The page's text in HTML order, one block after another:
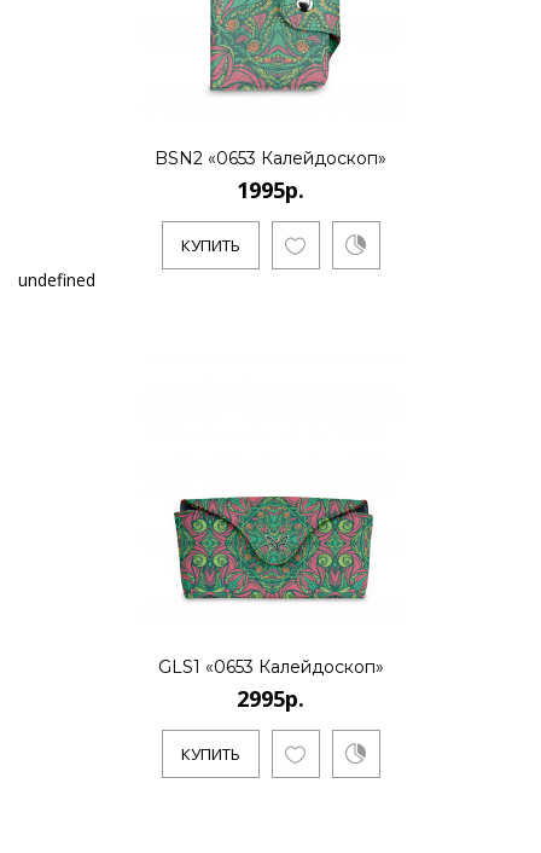
BSN2 «0653 Калейдоскоп»
1995р.
КУПИТЬ
undefined
GLS1 «0653 Калейдоскоп»
2995р.
КУПИТЬ